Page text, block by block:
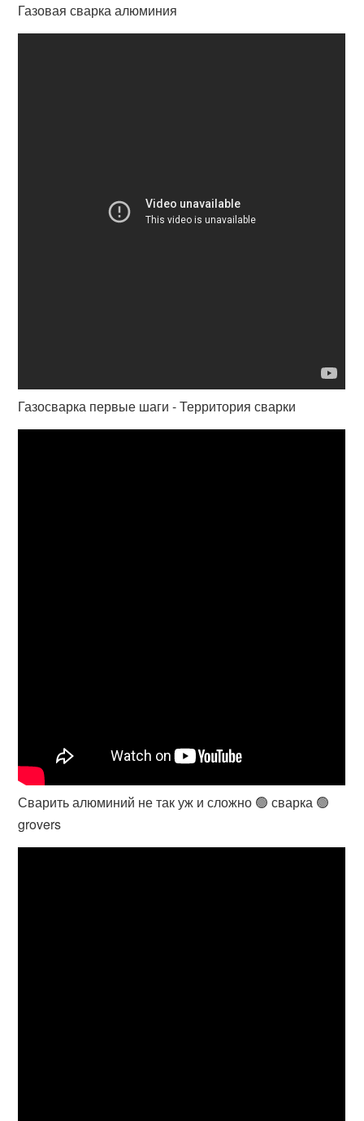
Газовая сварка алюминия
Газосварка первые шаги - Территория сварки
Сварить алюминий не так уж и сложно 🟢 сварка 🟢
grovers